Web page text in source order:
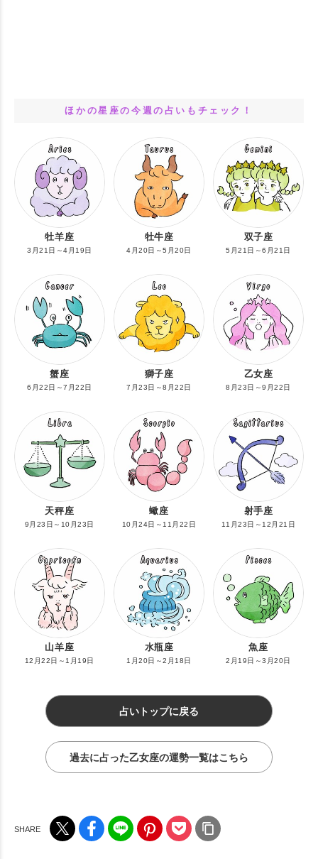
ほかの星座の今週の占いもチェック！
牡羊座
3月21日～4月19日
牡牛座
4月20日～5月20日
双子座
5月21日～6月21日
蟹座
6月22日～7月22日
獅子座
7月23日～8月22日
乙女座
8月23日～9月22日
天秤座
9月23日～10月23日
蠍座
10月24日～11月22日
射手座
11月23日～12月21日
山羊座
12月22日～1月19日
水瓶座
1月20日～2月18日
魚座
2月19日～3月20日
占いトップに戻る
過去に占った乙女座の運勢一覧はこちら